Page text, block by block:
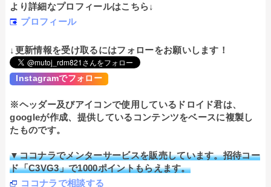
より詳細なプロフィールはこちら↓
プロフィール
↓更新情報を受け取るにはフォローをお願いします！
Instagramでフォロー
※ヘッダー及びアイコンで使用しているドロイド君は、
googleが作成、提供しているコンテンツをベースに複製し
たものです。
▼ココナラでメンターサービスを販売しています。招待コー
ド「C3VG3」で1000ポイントもらえます。
ココナラで相談する